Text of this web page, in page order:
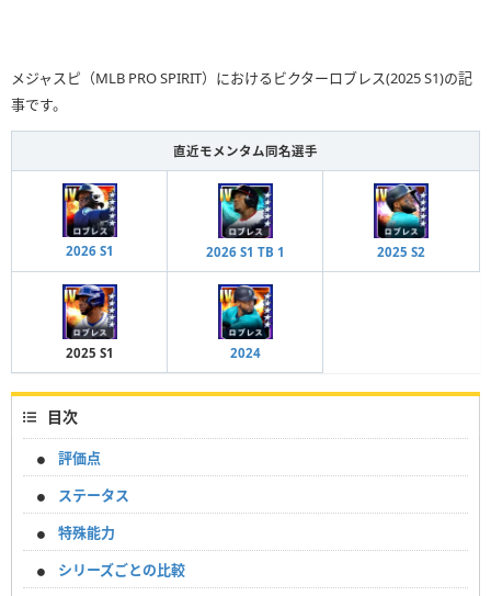
メジャスピ（MLB PRO SPIRIT）におけるビクターロブレス(2025 S1)の記
事です。
直近モメンタム同名選手
2026 S1 2026 S1 TB 1 2025 S2
2025 S1 2024
目次
評価点
ステータス
特殊能力
シリーズごとの比較